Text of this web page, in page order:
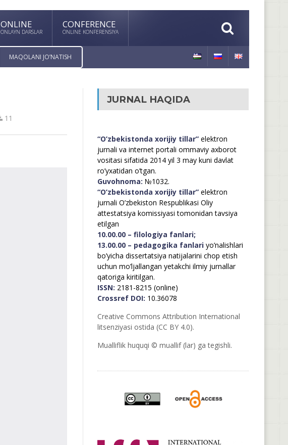
ONLINE
ONLAYN DARSLAR
CONFERENCE
ONLINE KONFERENSIYA
MAQOLANI JO’NATISH
11
JURNAL HAQIDA
“O’zbekistonda xorijiy tillar”elektron
jurnali va internet portali ommaviy axborot
vositasi sifatida 2014 yil 3 may kuni davlat
ro’yxatidan o’tgan.
Guvohnoma: №1032.
“O’zbekistonda xorijiy tillar”elektron
jurnali O’zbekiston Respublikasi Oliy
attestatsiya komissiyasi tomonidan tavsiya
etilgan
10.00.00 – filologiya fanlari;
13.00.00 – pedagogika fanlariyo’nalishlari
bo’yicha dissertatsiya natijalarini chop etish
uchun mo’ljallangan yetakchi ilmiy jurnallar
qatoriga kiritilgan.
ISSN: 2181-8215 (online)
Crossref DOI: 10.36078
Creative Commons Attribution International
litsenziyasi ostida (CC BY 4.0).
Mualliflik huquqi © muallif (lar) ga tegishli.